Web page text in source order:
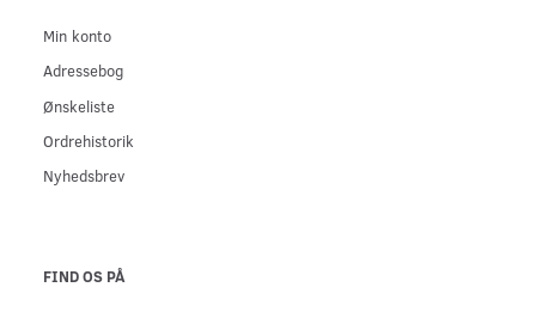
Min konto
Adressebog
Ønskeliste
Ordrehistorik
Nyhedsbrev
FIND OS PÅ